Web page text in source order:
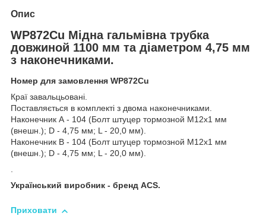
Опис
WP872Cu Мідна гальмівна трубка
довжиной 1100 мм та діаметром 4,75 мм
з наконечниками.
Номер для замовлення WP872Cu
Краї завальцьовані.
Поставляється в комплекті з двома наконечниками.
Наконечник А - 104 (Болт штуцер тормозной М12х1 мм
(внешн.); D - 4,75 мм; L - 20,0 мм).
Наконечник В - 104 (Болт штуцер тормозной М12х1 мм
(внешн.); D - 4,75 мм; L - 20,0 мм).
.
Український виробник - бренд ACS.
Приховати